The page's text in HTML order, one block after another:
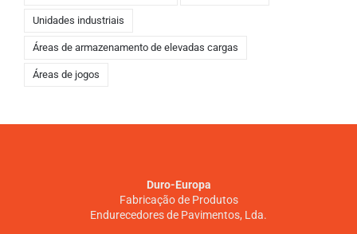
Unidades industriais
Áreas de armazenamento de elevadas cargas
Áreas de jogos
Duro-Europa
Fabricação de Produtos
Endurecedores de Pavimentos, Lda.